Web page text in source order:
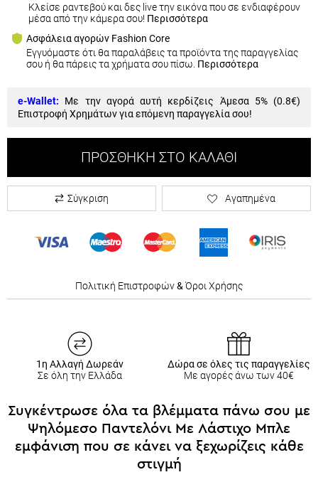
Κλείσε ραντεβού και δες live την εικόνα που σε ενδιαφέρουν
μέσα από την κάμερα σου! Περισσότερα
Ασφάλεια αγορών Fashion Core
Εγγυόμαστε ότι θα παραλάβεις τα προϊόντα της παραγγελίας
σου ή θα πάρεις τα χρήματα σου πίσω. Περισσότερα
e-Wallet: Με την αγορά αυτή κερδίζεις Άμεσα 5% (0.8€)
Επιστροφή Χρημάτων για επόμενη παραγγελία σου!
ΠΡΟΣΘΉΚΗ ΣΤΟ ΚΑΛΆΘΙ
Σύγκριση Αγαπημένα
Πολιτική Επιστροφών& Όροι Χρήσης
1η Αλλαγή Δωρεάν
Σε όλη την Ελλάδα
Δώρα σε όλες τις παραγγελίες
Με αγορές άνω των 40€
Συγκέντρωσε όλα τα βλέμματα πάνω σου με
Ψηλόμεσο Παντελόνι Με Λάστιχο Μπλε
εμφάνιση που σε κάνει να ξεχωρίζεις κάθε
στιγμή